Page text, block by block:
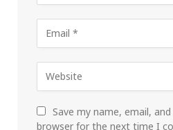
Save my name, email,